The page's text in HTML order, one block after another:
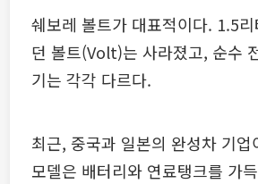
쉐보레 볼트가 대표적이다. 1.5
던 볼트(Volt)는 사라졌고, 순수
기는 각각 다르다.
최근, 중국과 일본의 완성차 기
모델은 배터리와 연료탱크를 가